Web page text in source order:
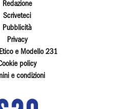
Redazione
Scriveteci
Pubblicità
Privacy
e Modello 231
policy
e condizioni